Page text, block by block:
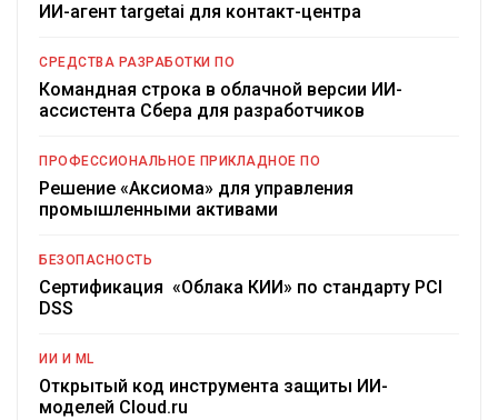
ИИ-агент targetai для контакт-центра
СРЕДСТВА РАЗРАБОТКИ ПО
Командная строка в облачной версии ИИ-
ассистента Сбера для разработчиков
ПРОФЕССИОНАЛЬНОЕ ПРИКЛАДНОЕ ПО
Решение «Аксиома» для управления
промышленными активами
БЕЗОПАСНОСТЬ
Сертификация «Облака КИИ» по стандарту PCI
DSS
ИИ И ML
Открытый код инструмента защиты ИИ-
моделей Cloud.ru